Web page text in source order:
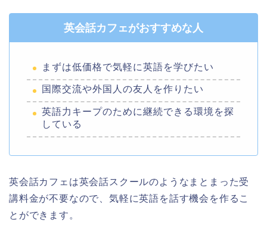
英会話カフェがおすすめな人
まずは低価格で気軽に英語を学びたい
国際交流や外国人の友人を作りたい
英語力キープのために継続できる環境を探
している
英会話カフェは英会話スクールのようなまとまった受
講料金が不要なので、気軽に英語を話す機会を作るこ
とができます。